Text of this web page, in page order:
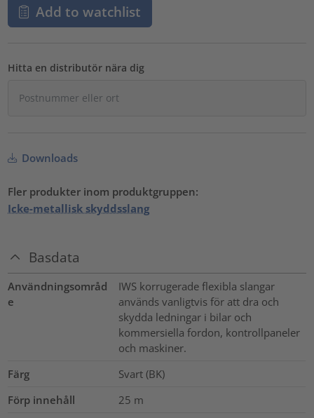
Add to watchlist
Hitta en distributör nära dig
Downloads
Fler produkter inom produktgruppen:
Icke-metallisk skyddsslang
Basdata
Användningsområd
e
IWS korrugerade flexibla slangar
används vanligtvis för att dra och
skydda ledningar i bilar och
kommersiella fordon, kontrollpaneler
och maskiner.
Färg
Svart (BK)
Förp innehåll
25 m